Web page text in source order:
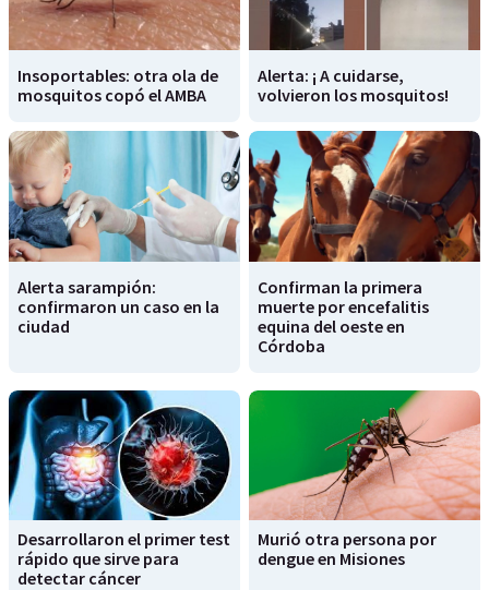
Insoportables: otra ola de
mosquitos copó el AMBA
Alerta: ¡ A cuidarse,
volvieron los mosquitos!
Alerta sarampión:
confirmaron un caso en la
ciudad
Confirman la primera
muerte por encefalitis
equina del oeste en
Córdoba
Desarrollaron el primer test
rápido que sirve para
detectar cáncer
Murió otra persona por
dengue en Misiones